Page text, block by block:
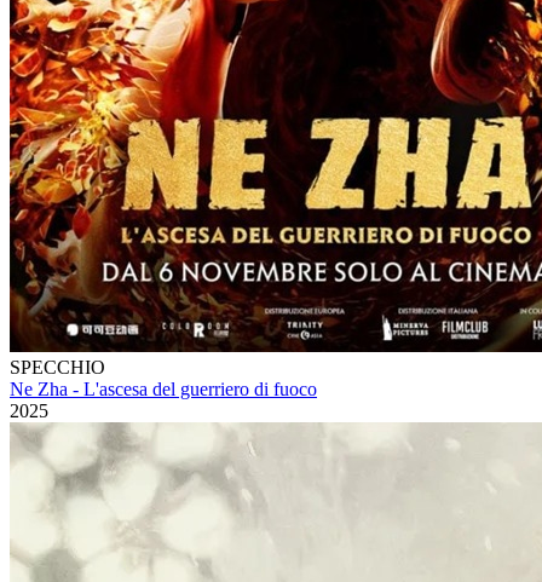
SPECCHIO
Ne Zha - L'ascesa del guerriero di fuoco
2025